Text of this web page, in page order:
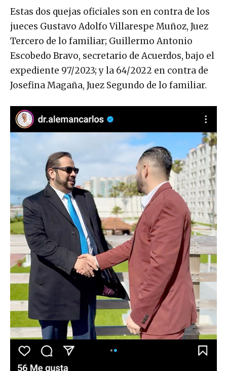
Estas dos quejas oficiales son en contra de los
jueces Gustavo Adolfo Villarespe Muñoz, Juez
Tercero de lo familiar; Guillermo Antonio
Escobedo Bravo, secretario de Acuerdos, bajo el
expediente 97/2023; y la 64/2022 en contra de
Josefina Magaña, Juez Segundo de lo familiar.